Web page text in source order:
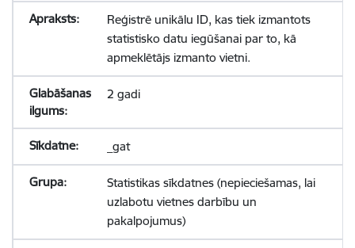
Reģistrē unikālu ID, kas tiek izmantots
statistisko datu iegūšanai par to, kā
apmeklētājs izmanto vietni.
2 gadi
_gat
Statistikas sīkdatnes (nepieciešamas, lai
uzlabotu vietnes darbību un
pakalpojumus)